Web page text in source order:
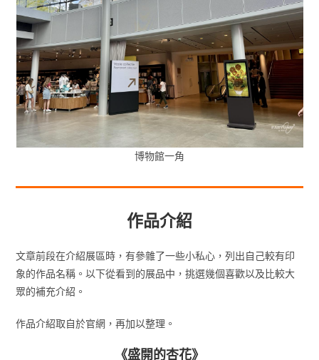
博物館一角
作品介紹
文章前段在介紹展區時，有參雜了一些小私心，列出自己較有印
象的作品名稱。以下從看到的展品中，挑選幾個喜歡以及比較大
眾的補充介紹。
作品介紹取自於官網，再加以整理。
《盛開的杏花》